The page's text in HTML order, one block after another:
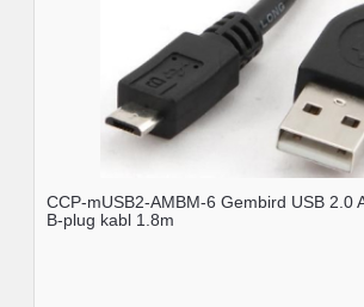
CCP-mUSB2-AMBM-6 Gembird USB 2.0
B-plug kabl 1.8m